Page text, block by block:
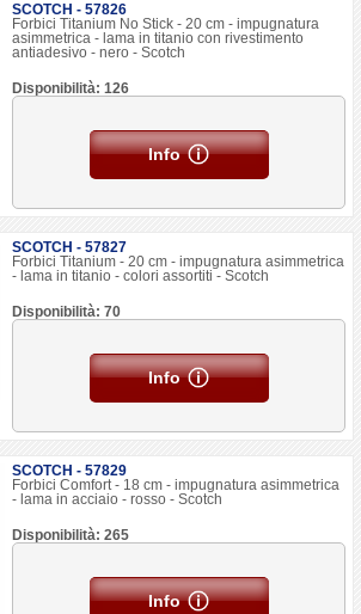
SCOTCH - 57826
Forbici Titanium No Stick - 20 cm - impugnatura
asimmetrica - lama in titanio con rivestimento
antiadesivo - nero - Scotch
Disponibilità: 126
Info
SCOTCH - 57827
Forbici Titanium - 20 cm - impugnatura asimmetrica
- lama in titanio - colori assortiti - Scotch
Disponibilità: 70
Info
SCOTCH - 57829
Forbici Comfort - 18 cm - impugnatura asimmetrica
- lama in acciaio - rosso - Scotch
Disponibilità: 265
Info